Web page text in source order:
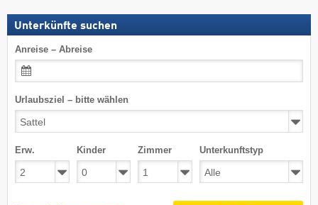
Unterkünfte suchen
Anreise – Abreise
Urlaubsziel – bitte wählen
Erw. Kinder Zimmer Unterkunftstyp